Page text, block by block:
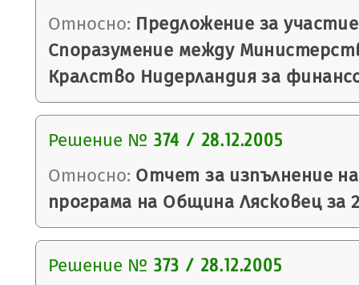
Относно: Предложение за
Споразумение между
Кралство Нидерландия за
Решение № 374 / 28.12.2005
Относно: Отчет за изпълнение
програма на Община Лясковец за
Решение № 373 / 28.12.2005